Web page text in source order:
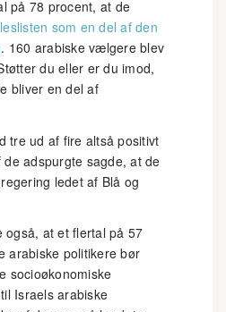
på 78 procent, at de
som en del af den
. 160 arabiske vælgere blev
du eller er du imod,
bliver en del af
tre ud af fire altså positivt
adspurgte sagde, at de
ledet af Blå og
også, at et flertal på 57
arabiske politikere bør
socioøkonomiske
Israels arabiske